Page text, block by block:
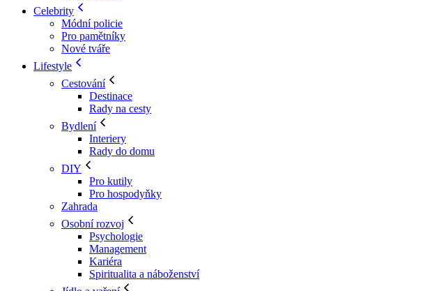
Celebrity
Módní policie
Pro pamětníky
Nové tváře
Lifestyle
Cestování
Destinace
Rady na cesty
Bydlení
Interiery
Rady do domu
DIY
Pro kutily
Pro hospodyňky
Zahrada
Osobní rozvoj
Psychologie
Management
Kariéra
Spiritualita a náboženství